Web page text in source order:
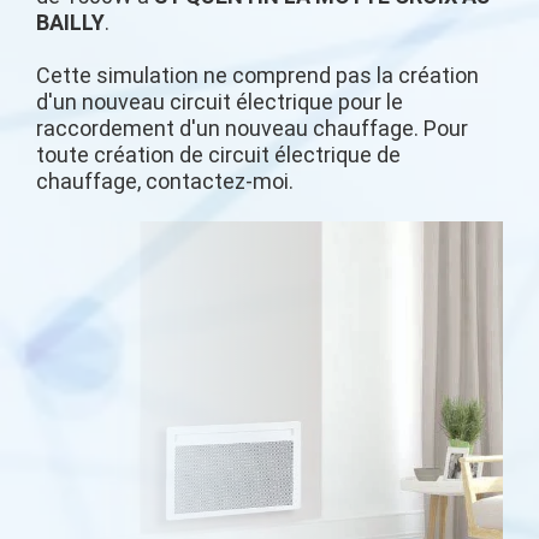
BAILLY.
Cette simulation ne comprend pas la création
d'un nouveau circuit électrique pour le
raccordement d'un nouveau chauffage. Pour
toute création de circuit électrique de
chauffage, contactez-moi.